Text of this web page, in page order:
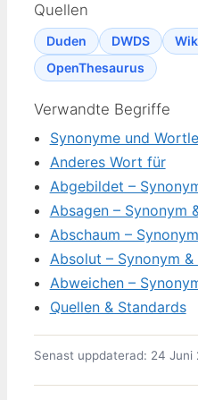
Quellen
Duden DWDS
OpenThesaurus
Verwandte Begriffe
Synonyme und
Anderes Wort für
Abgebildet –
Absagen – Synonym
Abschaum –
Absolut – Synonym
Abweichen –
Quellen & Standards
Senast uppdaterad: 24 Juni